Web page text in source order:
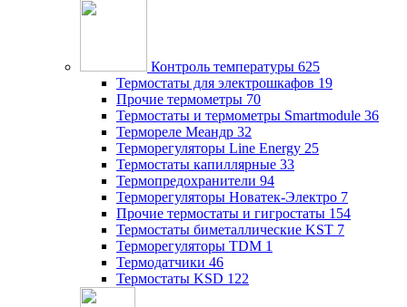
Контроль температуры 625
Термостаты для электрошкафов 19
Прочие термометры 70
Термостаты и термометры Smartmodule 36
Термореле Меандр 32
Терморегуляторы Line Energy 25
Термостаты капиллярные 33
Термопредохранители 94
Терморегуляторы Новатек-Электро 7
Прочие термостаты и гигростаты 154
Термостаты биметаллические KST 7
Терморегуляторы TDM 1
Термодатчики 46
Термостаты KSD 122